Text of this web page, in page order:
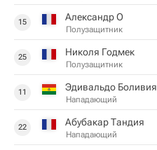
15 Александр О
Полузащитник
25 Николя Годмек
Полузащитник
11 Эдивальдо Боливия
Нападающий
22 Абубакар Тандия
Нападающий